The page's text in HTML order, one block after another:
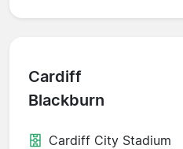
Cardiff
Blackburn
Cardiff City Stadium